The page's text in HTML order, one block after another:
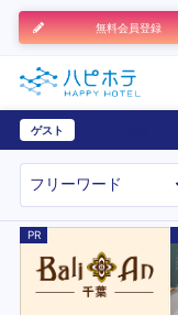
無料会員登録
ゲスト
PR